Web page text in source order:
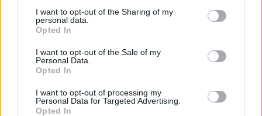
not limited to your visit or usage behaviour. You may click to
grant or deny consent to Google and its third-party tags to
use your data for below specified purposes in below Google
consent section.
I want to opt-out of the Sharing of my
personal data.
Opted In
I want to opt-out of the Sale of my
Personal Data.
Opted In
I want to opt-out of processing my
Personal Data for Targeted Advertising.
Opted In
Bántalmazottnak lenni nem
szégyen! – 8, csajok, satöbbi
podcast